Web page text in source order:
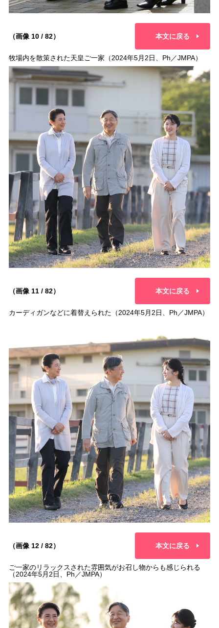
（画像 10 / 82） 本文に戻る
牧場内を散策された天皇ご一家（2024年5月2日、Ph／JMPA）
（画像 11 / 82） 本文に戻る
カーディガンなどに着替えられた（2024年5月2日、Ph／JMPA）
（画像 12 / 82） 本文に戻る
ご一家のリラックスされた雰囲気がお召し物からも感じられる
（2024年5月2日、Ph／JMPA）